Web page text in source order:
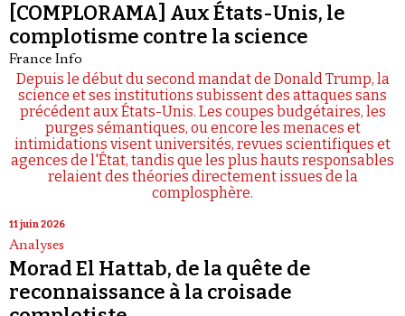
[COMPLORAMA] Aux États-Unis, le
complotisme contre la science
France Info
Depuis le début du second mandat de Donald Trump, la
science et ses institutions subissent des attaques sans
précédent aux États-Unis. Les coupes budgétaires, les
purges sémantiques, ou encore les menaces et
intimidations visent universités, revues scientifiques et
agences de l'État, tandis que les plus hauts responsables
relaient des théories directement issues de la
complosphère.
11 juin 2026
Analyses
Morad El Hattab, de la quête de
reconnaissance à la croisade